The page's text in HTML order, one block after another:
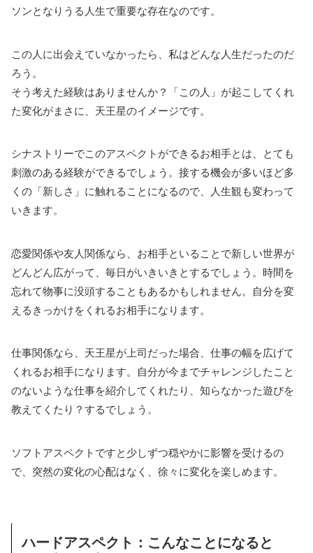
ソンとなりうる人生で重要な存在なのです。
この人に出会えていなかったら、私はどんな人生だったのだ
ろう。
そう考えた経験はありませんか？「この人」が起こしてくれ
た変化がまさに、天王星のイメージです。
シナストリーでこのアスペクトができるお相手とは、とても
刺激のある経験ができるでしょう。接する機会が多いほど多
くの「新しさ」に触れることになるので、人生観も変わって
いきます。
恋愛関係や友人関係なら、お相手といることで新しい世界が
どんどん広がって、毎日がいきいきとするでしょう。時間を
忘れて物事に没頭することもあるかもしれません。自分を変
えるきっかけをくれるお相手になります。
仕事関係なら、天王星が上司だった場合、仕事の幅を広げて
くれるお相手になります。自分が今までチャレンジしたこと
のないような仕事を紹介してくれたり、知らなかった遊びを
教えてくたり？するでしょう。
ソフトアスペクトですと少しずつ穏やかに影響を受けるの
で、突然の変化の心配はなく、徐々に変化を楽しめます。
ハードアスペクト：こんなことになると